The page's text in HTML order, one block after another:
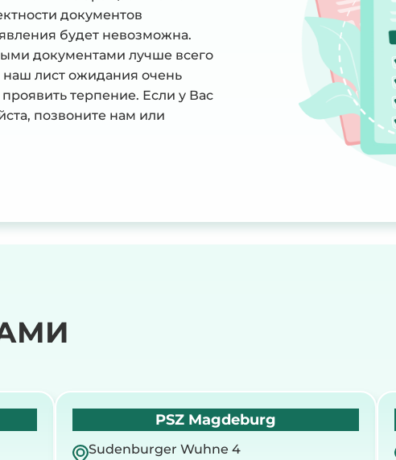
документов
будет невозможна.
документами лучше всего
наш лист ожидания очень
терпение. Если у Вас
позвоните нам или
PSZ Magdeburg
Sudenburger Wuhne 4